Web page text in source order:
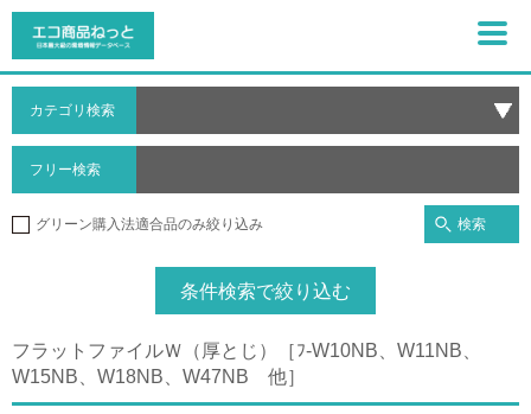
カテゴリ検索
フリー検索
グリーン購入法適合品のみ絞り込み 検索
条件検索で絞り込む
フラットファイルＷ（厚とじ）［ﾌ-W10NB、W11NB、
W15NB、W18NB、W47NB 他］